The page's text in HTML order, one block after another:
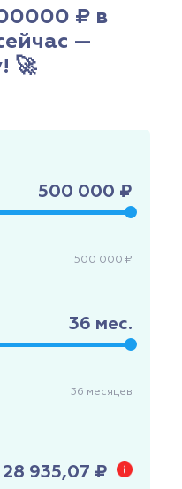
₽ в
—
🚀
500 000 ₽
500 000 ₽
36 мес.
36 месяцев
28 935,07 ₽